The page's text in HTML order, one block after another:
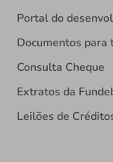
Portal do
Documentos para
Consulta Cheque
Extratos da
Leilões de